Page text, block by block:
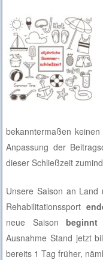
bekanntermaßen
Anpassung der
dieser Schließzeit
Unsere Saison an
Rehabilitationssport
neue Saisonbeginnt
Ausnahme Stand jetzt
bereits 1 Tag früher,